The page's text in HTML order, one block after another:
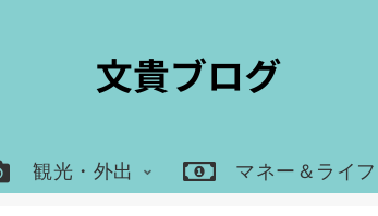
観光・外出 マネー＆ライフ